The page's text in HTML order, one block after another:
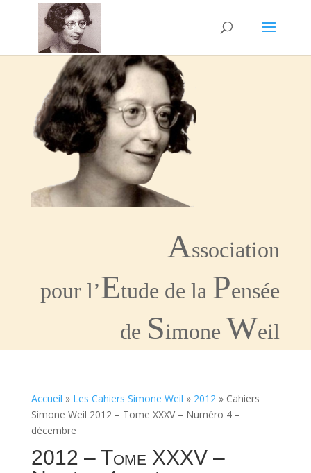
Association
pour l’Etude de la Pensée
de Simone Weil
Accueil » Les Cahiers Simone Weil » 2012» Cahiers
Simone Weil 2012 – Tome XXXV – Numéro 4 –
décembre
2012 – Tome XXXV –